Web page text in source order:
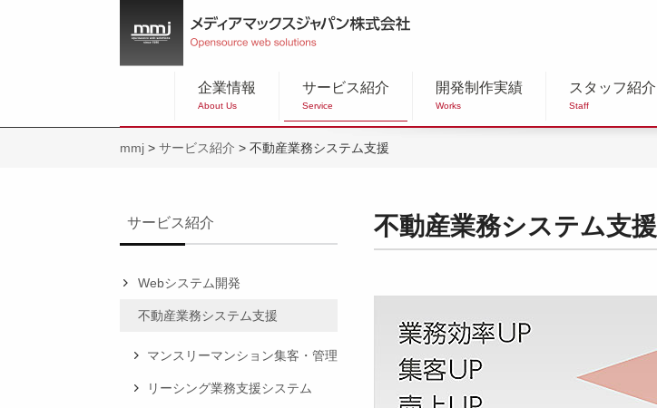
企業情報
About Us
サービス紹介
Service
開発制作実績
Works
スタッフ紹介
Staff
mmj > サービス紹介 > 不動産業務システム支援
サービス紹介
Webシステム開発
不動産業務システム支援
マンスリーマンション集客・管理
リーシング業務支援システム
不動産業務システム支援